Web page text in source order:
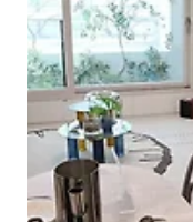
부담감이 있지만, 사전에 정
신고 과정을 진행할 수 있습니
배당소득, 연금소득, 기타소득